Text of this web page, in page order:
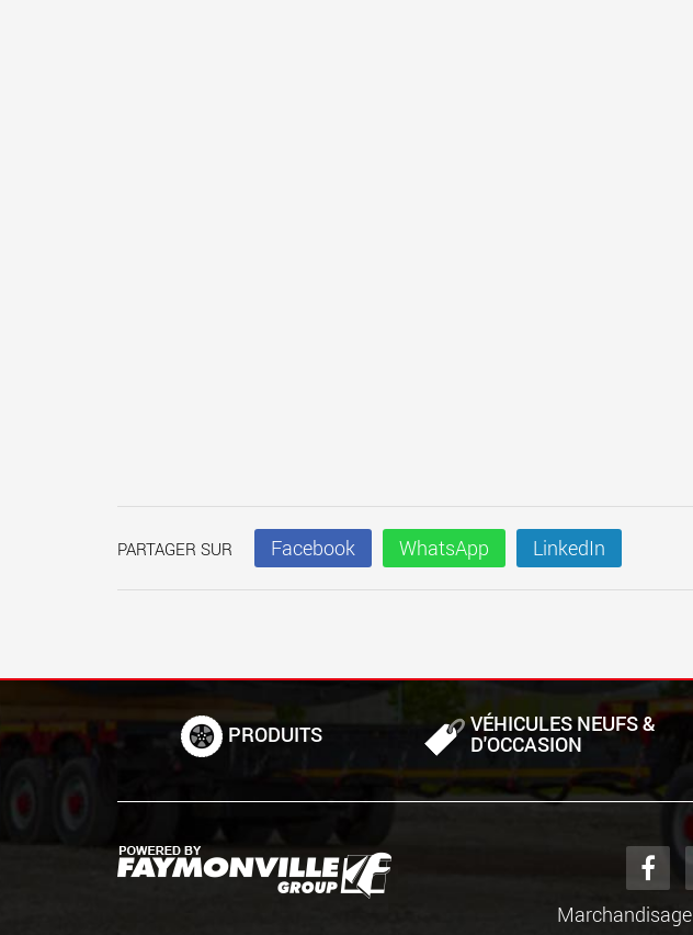
PARTAGER SUR Facebook WhatsApp LinkedIn
PRODUITS VÉHICULES NEUFS &
D'OCCASION
Marchandisage